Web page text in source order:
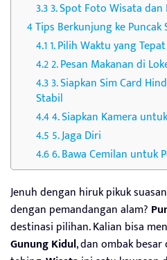
3. Spot Foto Wisata
Tips Berkunjung ke Puncak
1. Pilih Waktu yang Tepat
2. Pesan Makanan di
3. Siapkan Sim Card
Stabil
4. Siapkan Kamera
5. Jaga Diri
6. Bawa Cemilan untuk
Jenuh dengan hiruk pikuk
dengan pemandangan alam?
destinasi pilihan. Kalian bisa
Gunung Kidul, dan ombak